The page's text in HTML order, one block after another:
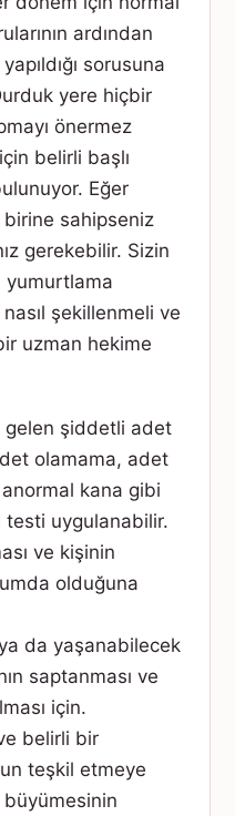
ardından
sorusuna
yere hiçbir
önermez
için belirli başlı
Eğer
sahipseniz
gerekebilir. Sizin
yumurtlama
şekillenmeli ve
uzman hekime
gelen şiddetli adet
olamama, adet
kana gibi
uygulanabilir.
ve kişinin
olduğuna
da yaşanabilecek
saptanması ve
için.
belirli bir
teşkil etmeye
büyümesinin